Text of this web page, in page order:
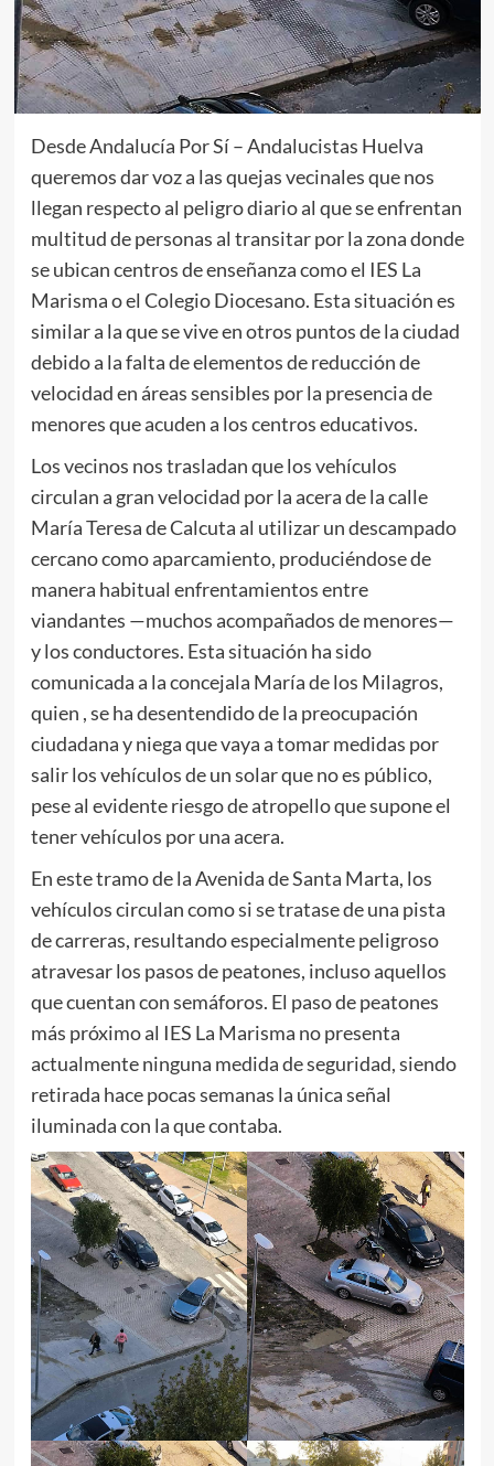
Desde Andalucía Por Sí – Andalucistas Huelva
queremos dar voz a las quejas vecinales que nos
llegan respecto al peligro diario al que se enfrentan
multitud de personas al transitar por la zona donde
se ubican centros de enseñanza como el IES La
Marisma o el Colegio Diocesano. Esta situación es
similar a la que se vive en otros puntos de la ciudad
debido a la falta de elementos de reducción de
velocidad en áreas sensibles por la presencia de
menores que acuden a los centros educativos.
Los vecinos nos trasladan que los vehículos
circulan a gran velocidad por la acera de la calle
María Teresa de Calcuta al utilizar un descampado
cercano como aparcamiento, produciéndose de
manera habitual enfrentamientos entre
viandantes —muchos acompañados de menores—
y los conductores. Esta situación ha sido
comunicada a la concejala María de los Milagros,
quien , se ha desentendido de la preocupación
ciudadana y niega que vaya a tomar medidas por
salir los vehículos de un solar que no es público,
pese al evidente riesgo de atropello que supone el
tener vehículos por una acera.
En este tramo de la Avenida de Santa Marta, los
vehículos circulan como si se tratase de una pista
de carreras, resultando especialmente peligroso
atravesar los pasos de peatones, incluso aquellos
que cuentan con semáforos. El paso de peatones
más próximo al IES La Marisma no presenta
actualmente ninguna medida de seguridad, siendo
retirada hace pocas semanas la única señal
iluminada con la que contaba.